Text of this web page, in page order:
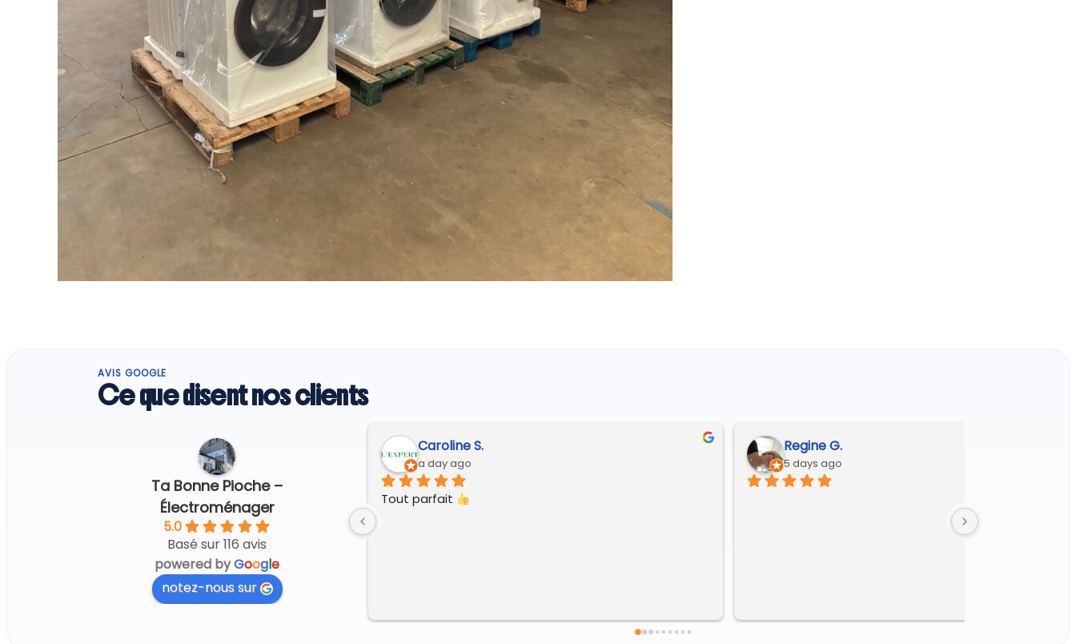
AVIS GOOGLE
Ce que disent nos clients
Ta Bonne Pioche –
Électroménager
5.0
Basé sur 116 avis
powered byGoogle
notez-nous sur
Caroline S.
a day ago
Tout parfait